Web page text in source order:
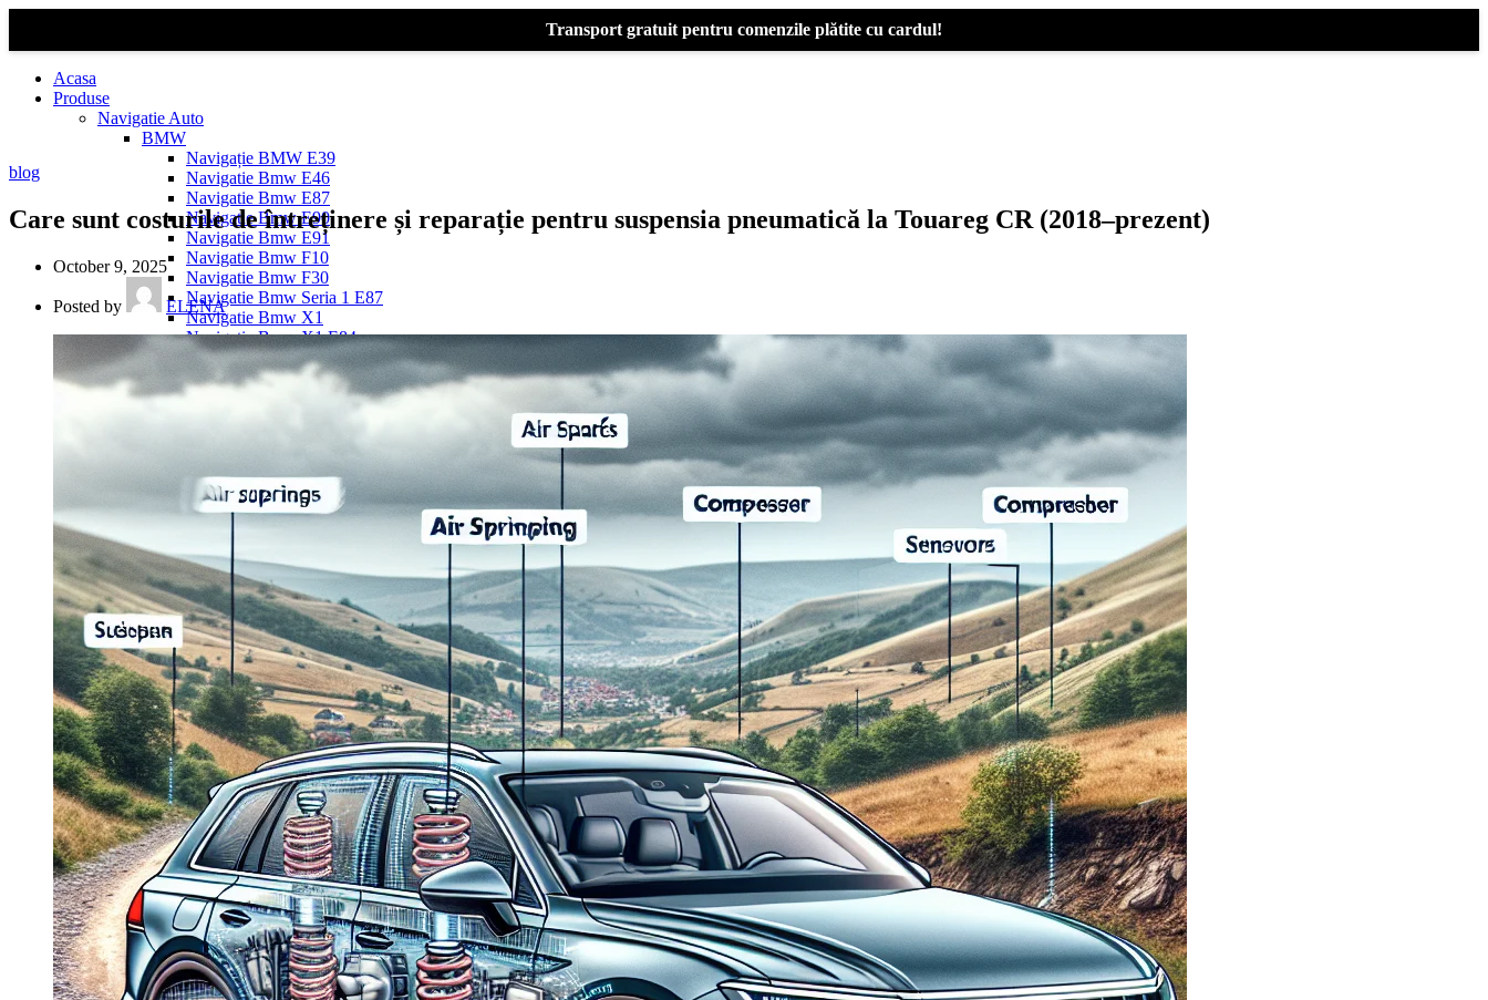
Transport gratuit pentru comenzile plătite cu cardul!
Acasa
Produse
Navigatie Auto
BMW
Navigație BMW E39
Navigatie Bmw E46
Navigatie Bmw E87
Navigatie Bmw E90
Navigatie Bmw E91
Navigatie Bmw F10
Navigatie Bmw F30
Navigatie Bmw Seria 1 E87
Navigatie Bmw X1
Navigatie Bmw X1 E84
Navigatie BMW X3
Navigatie BMW X3 E83
Navigatie BMW X3 f25
Navigație Dacia Logan 1 (2004–2012)
Navigație Dacia Logan 2 (2012–2020)
Navigație Dacia Logan 3 (2020–Prezent)
Dacia Duster
Navigatie Duster 2011
Audi
Navigatie Audi A3 8p
Navigatie Audi A4
Navigatie Audi A4 B6
Navigatie Audi A4 B7
Navigatie Audi A4 B8
Navigatie Audi A5
Navigatie Audi A6 C5
Navigatie Audi A6 C6
Navigatie Audi A6 C7
Navigatie Audi Q5
Ford
Navigație Ford Fiesta
Navigație Ford Focus 1
Navigație Ford Focus 2
Navigație Ford Focus MK3
Navigație Ford Mondeo MK3
Navigație Ford Mondeo MK4
Navigație Ford Transit
Mercedes
Navigație Mercedes C Class W203
Navigație Mercedes C Class W204
Navigație Mercedes W203
blog
Care sunt costurile de întreținere și reparație pentru suspensia pneumatică la Touareg CR (2018–prezent)
October 9, 2025
Posted by ELENA